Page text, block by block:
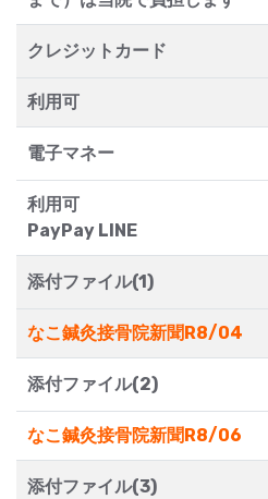
クレジットカード
利用可
電子マネー
利用可
PayPay LINE
添付ファイル(1)
なこ鍼灸接骨院新聞R8/04
添付ファイル(2)
なこ鍼灸接骨院新聞R8/06
添付ファイル(3)